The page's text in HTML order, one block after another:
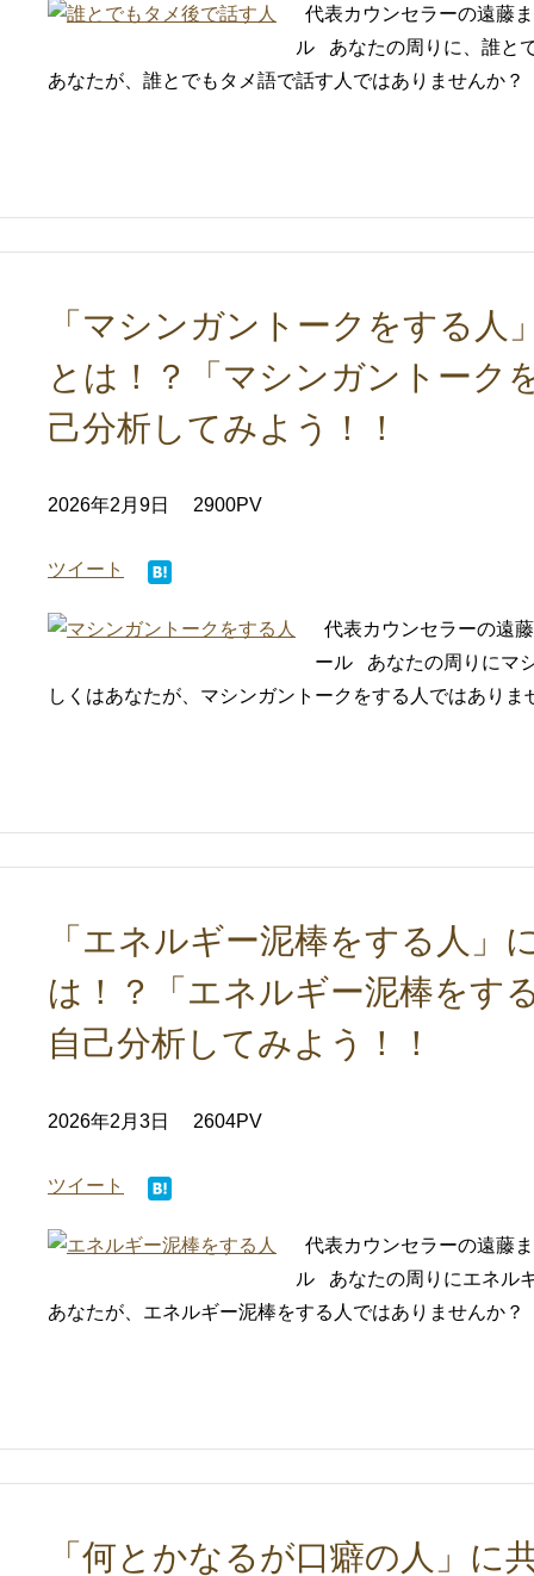
代表カウンセラーの遠藤
ル あなたの周りに、誰と
あなたが、誰とでもタメ語で話す人ではありませんか
「マシンガントークをする人
とは！？「マシンガントーク
己分析してみよう！！
2026年2月9日 2900PV
ツイート
代表カウンセラーの遠
ール あなたの周りにマ
しくはあなたが、マシンガントークをする人ではあり
「エネルギー泥棒をする人」
は！？「エネルギー泥棒をす
自己分析してみよう！！
2026年2月3日 2604PV
ツイート
代表カウンセラーの遠藤
ル あなたの周りにエネル
あなたが、エネルギー泥棒をする人ではありませんか
「何とかなるが口癖の人」に